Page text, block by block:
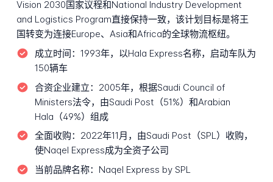
Vision 2030国家议程和National Industry Development
and Logistics Program直接保持一致，该计划目标是将王
国转变为连接Europe、Asia和Africa的全球物流枢纽。
成立时间： 1993年，以Hala Express名称，启动车队为
150辆车
合资企业建立： 2005年，根据Saudi Council of
Ministers法令，由Saudi Post（51%）和Arabian
Hala（49%）组成
全面收购： 2022年11月，由Saudi Post（SPL）收购，
使Naqel Express成为全资子公司
当前品牌名称： Naqel Express by SPL